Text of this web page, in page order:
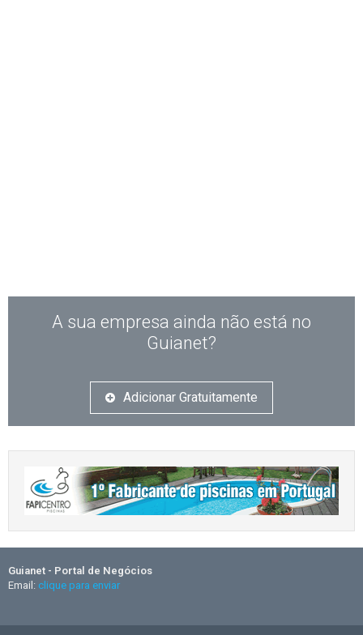
A sua empresa ainda não está no
Guianet?
Adicionar Gratuitamente
Guianet - Portal de Negócios
Email: clique para enviar